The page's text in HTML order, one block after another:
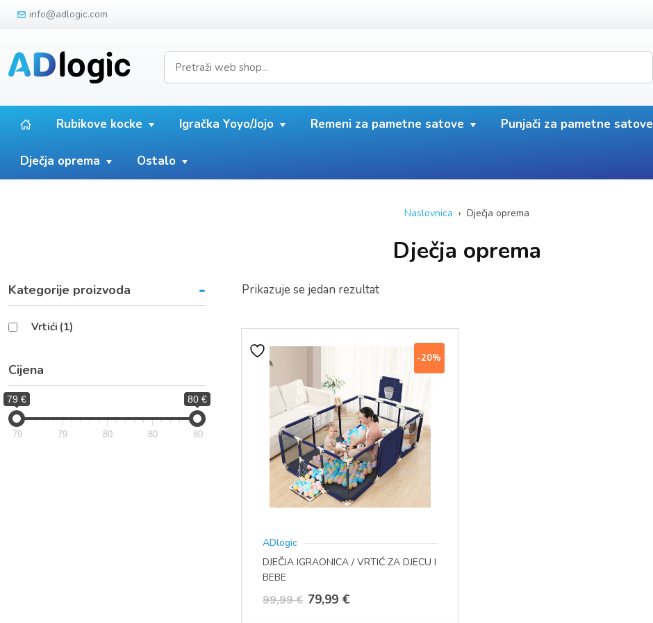
info@adlogic.com
Rubikove kocke Igračka Yoyo/Jojo Remeni za pametne satove Punjači za pametne satove
Dječja oprema Ostalo
Naslovnica › Dječja oprema
Dječja oprema
Kategorije proizvoda -
Vrtići (1)
Cijena
79 € 80 €
79 79 80 80 80
Prikazuje se jedan rezultat
-20%
ADlogic
DJEČJA IGRAONICA / VRTIĆ ZA DJECU I
BEBE
99,99€ Izvorna
79,99 €Trenutna